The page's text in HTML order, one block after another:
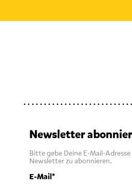
Newsletter
Bitte gebe Deine E-Mail-
Newsletter zu abonnieren.
E-Mail